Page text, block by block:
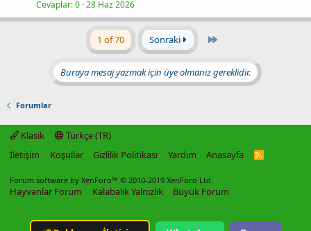
Cevaplar 0 28 Haz 2026
1 of 70 Sonraki Last
Buraya mesaj yazmak için üye olmanız gereklidir.
Forumlar
Klasik
Türkçe (TR)
İletişim
Koşullar Gizlilik Politikası Yardım Anasayfa
R
Forum software by XenForo™ © 2010-2019 XenForo Ltd.
Hayvanlar Forum Kalabalık Yalnızlık Büyük Forum